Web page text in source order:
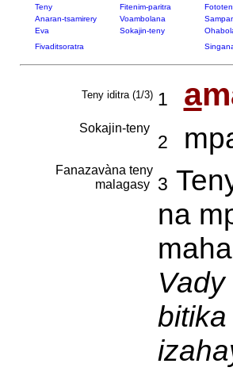
Teny Fitenim-paritra
Anaran-tsamirery
Voambolana
Eva
Sokajin-teny
Fivaditsoratra
Teny iditra (1/3) 1 a
Sokajin-teny
2
Fanazavàna teny
malagasy
3
na